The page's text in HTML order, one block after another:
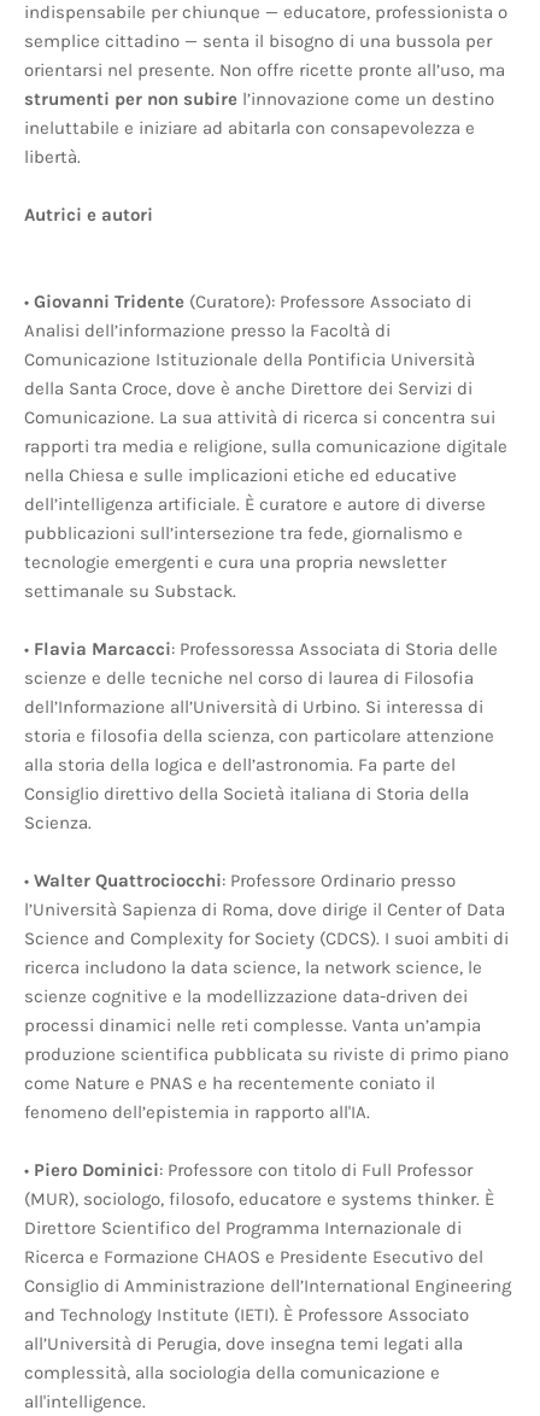
indispensabile per chiunque — educatore, professionista o
semplice cittadino — senta il bisogno di una bussola per
orientarsi nel presente. Non offre ricette pronte all’uso, ma
strumenti per non subire l’innovazione come un destino
ineluttabile e iniziare ad abitarla con consapevolezza e
libertà.
Autrici e autori
• Giovanni Tridente (Curatore): Professore Associato di
Analisi dell’informazione presso la Facoltà di
Comunicazione Istituzionale della Pontificia Università
della Santa Croce, dove è anche Direttore dei Servizi di
Comunicazione. La sua attività di ricerca si concentra sui
rapporti tra media e religione, sulla comunicazione digitale
nella Chiesa e sulle implicazioni etiche ed educative
dell’intelligenza artificiale. È curatore e autore di diverse
pubblicazioni sull’intersezione tra fede, giornalismo e
tecnologie emergenti e cura una propria newsletter
settimanale su Substack.
• Flavia Marcacci: Professoressa Associata di Storia delle
scienze e delle tecniche nel corso di laurea di Filosofia
dell’Informazione all’Università di Urbino. Si interessa di
storia e filosofia della scienza, con particolare attenzione
alla storia della logica e dell’astronomia. Fa parte del
Consiglio direttivo della Società italiana di Storia della
Scienza.
• Walter Quattrociocchi: Professore Ordinario presso
l’Università Sapienza di Roma, dove dirige il Center of Data
Science and Complexity for Society (CDCS). I suoi ambiti di
ricerca includono la data science, la network science, le
scienze cognitive e la modellizzazione data-driven dei
processi dinamici nelle reti complesse. Vanta un’ampia
produzione scientifica pubblicata su riviste di primo piano
come Nature e PNAS e ha recentemente coniato il
fenomeno dell’epistemia in rapporto all'IA.
• Piero Dominici: Professore con titolo di Full Professor
(MUR), sociologo, filosofo, educatore e systems thinker. È
Direttore Scientifico del Programma Internazionale di
Ricerca e Formazione CHAOS e Presidente Esecutivo del
Consiglio di Amministrazione dell’International Engineering
and Technology Institute (IETI). È Professore Associato
all’Università di Perugia, dove insegna temi legati alla
complessità, alla sociologia della comunicazione e
all'intelligence.